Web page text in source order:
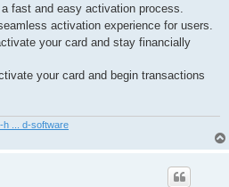
fast and easy activation process.
activation experience for users.
your card and stay financially
your card and begin transactions
h ... d-software